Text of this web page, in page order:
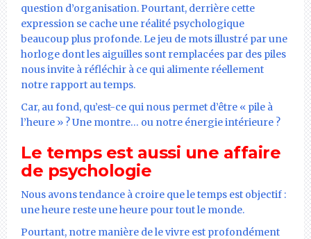
question d’organisation. Pourtant, derrière cette
expression se cache une réalité psychologique
beaucoup plus profonde. Le jeu de mots illustré par une
horloge dont les aiguilles sont remplacées par des piles
nous invite à réfléchir à ce qui alimente réellement
notre rapport au temps.
Car, au fond, qu’est-ce qui nous permet d’être « pile à
l’heure » ? Une montre… ou notre énergie intérieure ?
Le temps est aussi une affaire
de psychologie
Nous avons tendance à croire que le temps est objectif :
une heure reste une heure pour tout le monde.
Pourtant, notre manière de le vivre est profondément